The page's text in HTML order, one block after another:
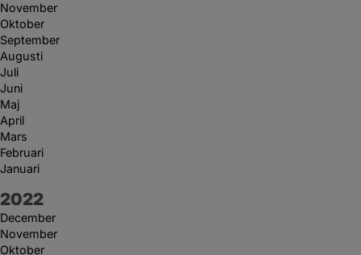
November
Oktober
September
Augusti
Juli
Juni
Maj
April
Mars
Februari
Januari
År:
2022
December
November
Oktober